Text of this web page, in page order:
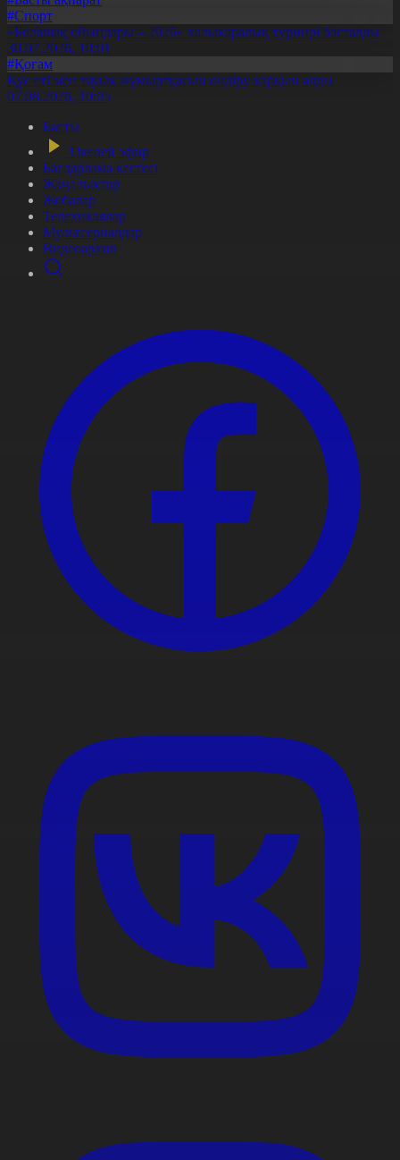
#Спорт
«Болашақ ойындары – 2026» халықаралық турнирі басталды
30.07.2026, 10:01
#Қоғам
Құс еті мен тауық жұмыртқасын өндіру қарқын алды
07.08.2026, 10:05
Басты
Тікелей эфир
Бағдарлама кестесі
Жаңалықтар
Жобалар
Телехикаялар
Мультсериалдар
Видеоархив